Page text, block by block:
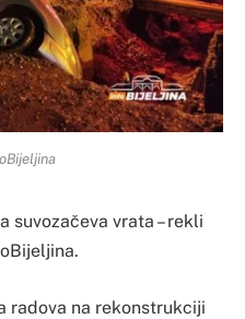
suvozačeva vrata – rekli
radova na rekonstrukciji